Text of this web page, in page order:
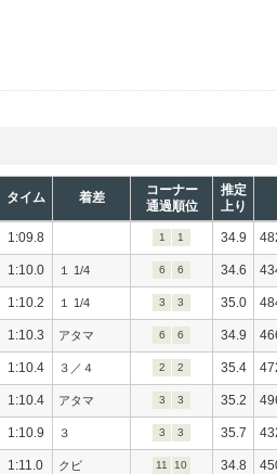
タイム 着差
コーナー
通過順位
推定
上り
1:09.8 1 1 34.9
1:10.0 １ 1/4 6 6 34.6
1:10.2 １ 1/4 3 3 35.0
1:10.3 アタマ 6 6 34.9
1:10.4 ３／４ 2 2 35.4
1:10.4 アタマ 3 3 35.2
1:10.9 ３ 3 3 35.7
1:11.0 クビ 11 10 34.8